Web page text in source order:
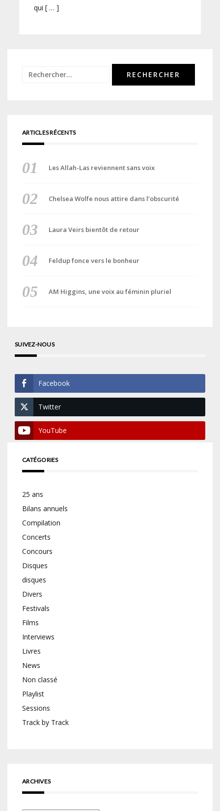
qui [ … ]
Rechercher :
ARTICLES RÉCENTS
Les Allah-Las reviennent sans voix
Chelsea Wolfe nous attire dans l’obscurité
Laura Veirs bientôt de retour
Feldup fonce vers le bonheur
AM Higgins, une voix au féminin pluriel
SUIVEZ-NOUS
Facebook
Twitter
YouTube
CATÉGORIES
25 ans
Bilans annuels
Compilation
Concerts
Concours
Disques
disques
Divers
Festivals
Films
Interviews
Livres
News
Non classé
Playlist
Sessions
Track by Track
ARCHIVES